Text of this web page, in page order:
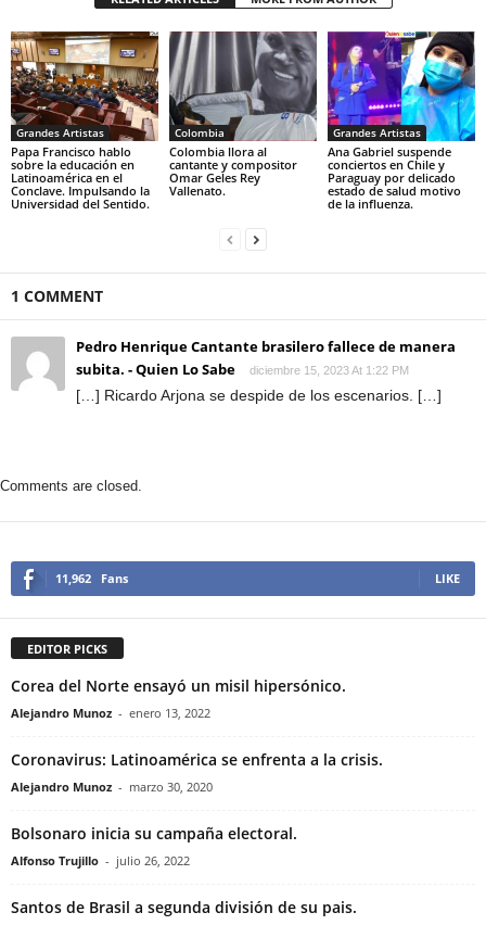
Grandes Artistas
Papa Francisco hablo
sobre la educación en
Latinoamérica en el
Conclave. Impulsando la
Universidad del Sentido.
Colombia
Colombia llora al
cantante y compositor
Omar Geles Rey
Vallenato.
Grandes Artistas
Ana Gabriel suspende
conciertos en Chile y
Paraguay por delicado
estado de salud motivo
de la influenza.
1 COMMENT
Pedro Henrique Cantante brasilero fallece de manera
subita. - Quien Lo Sabe
diciembre 15, 2023 At 1:22 PM
[…] Ricardo Arjona se despide de los escenarios. […]
Comments are closed.
11,962 Fans LIKE
EDITOR PICKS
Corea del Norte ensayó un misil hipersónico.
Alejandro Munoz - enero 13, 2022
Coronavirus: Latinoamérica se enfrenta a la crisis.
Alejandro Munoz - marzo 30, 2020
Bolsonaro inicia su campaña electoral.
Alfonso Trujillo - julio 26, 2022
Santos de Brasil a segunda división de su pais.